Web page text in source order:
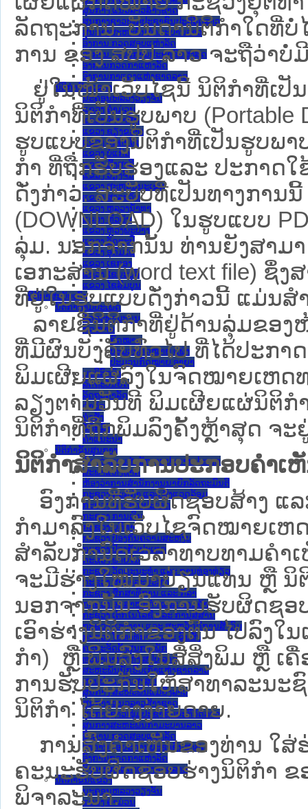
ສູນກາງ ແນວລາວສ້າງຊາດ
ສູນກາງຊາວໜຸ່ມປະຊາຊົນປະຕິວັດລາວ
ສູນກາງສະຫະພັນກຳມະບານລາວ
ອົງການ ກວດສອບແຫ່ງລັດ
ອົງການ ໄອຍະການປະຊາຊົນສູງສຸດ
ອົງການກວດກາແຫ່ງລັດ
ອົງການກາແດງແຫ່ງຊາດລາວ
ນິຕິກໍາຂັ້ນແຂວງ
ນະ​ຄອນ​ຫລວງວຽງຈັນ
ແຂວງ ຄໍາມ່ວນ
ແຂວງ ຈໍາປາສັກ
ແຂວງ ຊຽງຂວາງ
ແຂວງ ບໍລິຄໍາໄຊ
ແຂວງ ບໍ່ແກ້ວ
ແຂວງ ຜົ້ງສາລີ
ແຂວງ ວຽງຈັນ
ແຂວງ ສະຫວັນນະເຂດ
ແຂວງ ສາລະວັນ
ແຂວງ ຫລວງນໍ້າທາ
ແຂວງ ຫົວພັນ
ແຂວງ ຫຼວງພະບາງ
ແຂວງ ອັດຕະປື
ແຂວງ ອຸດົມໄຊ
ແຂວງ ເຊກອງ
ແຂວງ ໄຊຍະບູລີ
ແຂວງ ໄຊສົມບູນ
ນິຕິກໍາສະບັບເກົ່າ
ນິຕິກຳຕາມປະເພດ
ລັດຖະທໍາມະນູນ
ກົດໝາຍ
ກົດໝາຍ
ປະມວນກົດໝາຍ ແພ່ງ
ປະມວນກົດໝາຍ ອາຍາ
ມະຕິຕົກລົງ
ລັດຖະບັນຍັດ
ລັດຖະດໍາລັດ
ດໍາລັດ
ຄໍາສັ່ງ
ຂໍ້ຕົກລົງ
ຄໍາແນະນໍາ
ນິຕິກໍາຂັ້ນສູນກາງ
ຫ້ອງວ່າການສໍານັກງານປະທານປະເທດ
ສະພາແຫ່ງຊາດ
ຫ້ອງວ່າການສຳນັກງານນາຍົກລັດຖະມົນຕີ
ກະຊວງ ກະສິກຳ ແລະ ສິ່ງແວດລ້ອມ
ກະຊວງ ການຕ່າງປະເທດ
ກະຊວງ ການເງິນ
ກະຊວງ ຍຸຕິທໍາ
ກະຊວງ ປ້ອງກັນຄວາມສະຫງົບ
ກະຊວງ ປ້ອງກັນປະເທດ
ກະຊວງ ພາຍໃນ
ກະຊວງ ວັດທະນະທຳ ແລະ ການທ່ອງທ່ຽວ
ກະຊວງ ສາທາລະນະສຸກ
ກະຊວງ ສຶກສາທິການ ແລະ ກິລາ
ກະຊວງ ອຸດສາຫະກຳ ແລະ ການຄ້າ
ກະຊວງ ເຕັກໂນໂລຊີ ແລະ ການສື່ສານ
ກະຊວງ ແຮງງານ ແລະ ສະຫວັດດີການສັງຄົມ
ກະຊວງ ໂຍທາທິການ ແລະ ຂົນສົ່ງ
ຄະນະຈັດຕັ້ງສູນກາງພັກ
ທະນາຄານແຫ່ງ ສປປ ລາວ
ສະຫະພັນນັກຮົບເກົ່າແຫ່ງຊາດລາວ
ສານປະຊາຊົນສູງສຸດ
ສູນກາງ ສະຫະພັນແມ່ຍິງລາວ
ສູນກາງ ແນວລາວສ້າງຊາດ
ສູນກາງຊາວໜຸ່ມປະຊາຊົນປະຕິວັດລາວ
ສູນກາງສະຫະພັນກຳມະບານລາວ
ອົງການ ກວດສອບແຫ່ງລັດ
ອົງການ ໄອຍະການປະຊາຊົນສູງສຸດ
ອົງການກວດກາແຫ່ງລັດ
ອົງການກາແດງແຫ່ງຊາດລາວ
ນິຕິກໍາຂັ້ນແຂວງ
ນະ​ຄອນ​ຫລວງວຽງຈັນ
ແຂວງ ຄໍາມ່ວນ
ລັດຖະການ. ບັນ​ດາ​ນິ​ຕິ​ກຳ​ໃດ​ທີ່
ການ ຂອງ ສປ​ປ ລາວ ​ຈະຖື​ວ່າ
ຢູ່ໃນໜ້າ​ເວັບ​ໄຊ​ນີ້ ນິຕິກຳທີ່ເປັ
ນິຕິກໍາທີ່ເປັນຮູບພາບ (Portable
ຮູບແບບຂອງນິຕິກໍາທີ່ເປັນຮູບພ
ກໍາ ທີ່ຖືກຮັບຮອງແລະ ປະກາດ
ດັ່ງກ່າວ. ສະບັບທີ່ເປັນທາງການ
(DOWNLOAD) ໃນຮູບແບບ
ລຸ່ມ. ນອກຈາກນັ້ນ ທ່ານຍັງສາມ
ເອກະສານ (word text file) ຊຶ່
ທີ່ຢູ່ໃນຮູບແບບດັ່ງກ່າວນີ້ ແມ່ນສ
ລາຍຊື່ນິຕິກຳທີ່ຢູ່ດ້ານລຸ່ມຂອງ
ທີ່ມີຜົນບັງຄັບທົ່ວໄປ ທີ່ໄດ້ປະກ
ພິມເຜີຍແຜ່ລົງໃນຈົດໝາຍເຫດ
ລຽງຕາມວັນທີ ພິມເຜີຍແຜ່ນິຕິກ
ນິຕິກຳທີ່ຖືກພິມລົງຄັ້ງຫຼ້າສຸດ ຈະ
ນິຕິກຳສຳລັບການປະກອບຄຳເ
ອົງການທີ່ຮັບຜິດຊອບສ້າງ ແລ
ກຳມາລົງໃນ​ເວັບ​ໄຊຈົດໝາຍເຫ
ສໍາລັບກໍານົດເວລາທາບທາມຄໍ
ຈະມີຮ່າງໃໝ່ມາປ່ຽນແທນ ຫຼື ນິ
ນອກຈາກນັ້ນ ອົງການຮັບຜິດຊອ
ເອົາຮ່າງນິຕິກຳຂອງຕົນ ໄປລົງໃ
ກຳ) ຫຼື ພິມລົງໃນສື່ສິ່ງພິມ ຫຼື ເຄື່
ການຮັບປະກັນໃຫ້ສາທາລະນະ
ນິຕິກຳ ໄດ້ຢ່າງງ່າຍດາຍ.
ການສົ່ງຄໍາເຫັນຂອງທ່ານ ໃສ່
ຄະນະຮັບຜິດຊອບຮ່າງນິຕິກຳ ຂ
ພິຈາລະນາ.